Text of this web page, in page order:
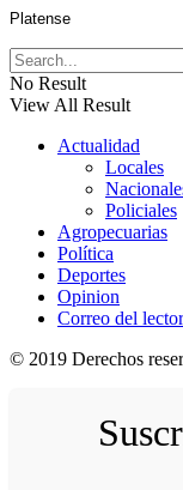
Platense
No Result
View All Result
Actualidad
Locales
Policiales
Agropecuarias
Política
Deportes
Opinion
Correo del lector
© 2019 Derechos